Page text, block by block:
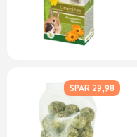
SPAR 29,98